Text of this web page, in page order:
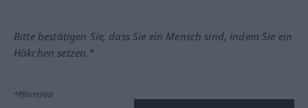
Bitte bestätigen Sie, dass Sie ein Mensch sind, indem Sie ein
Häkchen setzen.*
*Pflichtfeld